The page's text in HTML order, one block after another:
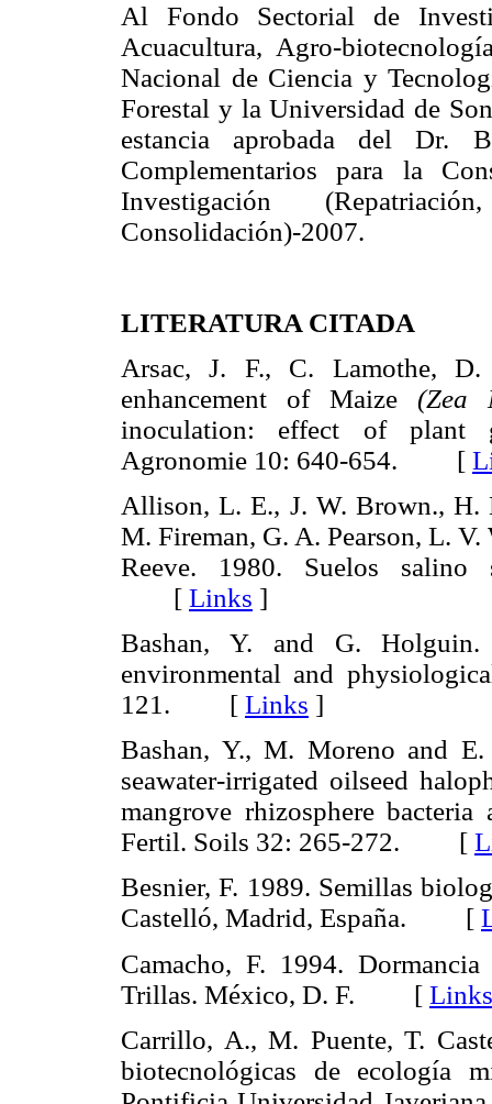
Al Fondo Sectorial de
Acuacultura, Agro-
Nacional de Ciencia y
Forestal y la Universidad de
estancia aprobada del Dr.
Complementarios para la
Investigación
Consolidación)-2007.
LITERATURA CITADA
Arsac, J. F., C. Lamothe,
enhancement of Maize (Zea
inoculation: effect of plant
Agronomie 10: 640-654. [
Allison, L. E., J. W. Brown., H.
M. Fireman, G. A. Pearson, L.
Reeve. 1980. Suelos
[ Links ]
Bashan, Y. and G. Holguin.
environmental and
121. [ Links ]
Bashan, Y., M. Moreno and
seawater-irrigated oilseed
mangrove rhizosphere
Fertil. Soils 32: 265-272. [
Besnier, F. 1989. Semillas
Castelló, Madrid, España. [
Camacho, F. 1994.
Trillas. México, D. F. [ Links
Carrillo, A., M. Puente, T.
biotecnológicas de ecología